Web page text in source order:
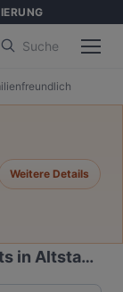
Suche
Weitere Details
München